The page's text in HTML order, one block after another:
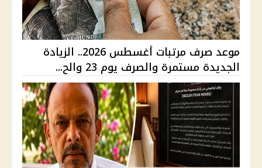
موعد صرف مرتبات أغسطس 2026.. الزيادة
الجديدة مستمرة والصرف يوم 23 والح...